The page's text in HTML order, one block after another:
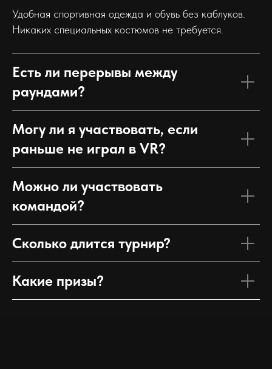
Удобная спортивная одежда и обувь без каблуков.
Никаких специальных костюмов не требуется.
Есть ли перерывы между
раундами?
Могу ли я участвовать, если
раньше не играл в VR?
Можно ли участвовать
командой?
Сколько длится турнир?
Какие призы?